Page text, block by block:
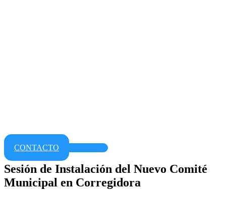
CONTACTO
Sesión de Instalación del Nuevo Comité
Municipal en Corregidora